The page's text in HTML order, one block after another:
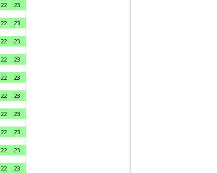
22
23
22
23
22
23
22
23
22
23
22
23
22
23
22
23
22
23
22
23